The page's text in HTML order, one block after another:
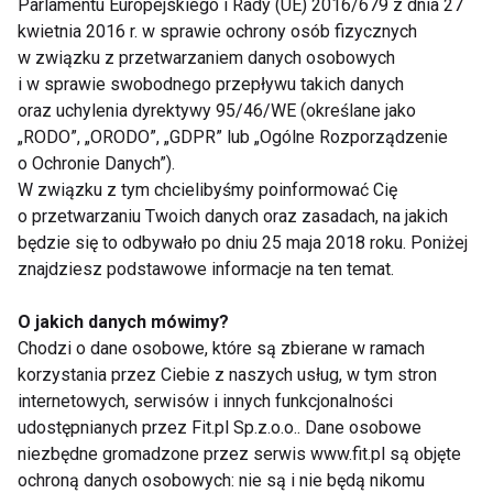
narysować gwiazdki wykałaczką.
GOFRY Z KARMELIZOWANYMI
ŚLIWKAMI
Autorka: Wiola Wołoszyn, Matkawariatka.pl - dla
kampanii „Jedz owoce i warzywa – w nich
największa moc się skrywa!”
Składniki (8 gofrów):
• pół łyżeczki proszku do pieczenia
• szczypta soli
• 1 szklanka wody
• 1/4 szklanki oleju
• 2 jajka
Parlamentu Europejskiego i Rady (UE) 2016/679 z dnia 27
kwietnia 2016 r. w sprawie ochrony osób fizycznych
w związku z przetwarzaniem danych osobowych
i w sprawie swobodnego przepływu takich danych
oraz uchylenia dyrektywy 95/46/WE (określane jako
„RODO”, „ORODO”, „GDPR” lub „Ogólne Rozporządzenie
o Ochronie Danych”).
W związku z tym chcielibyśmy poinformować Cię
o przetwarzaniu Twoich danych oraz zasadach, na jakich
będzie się to odbywało po dniu 25 maja 2018 roku. Poniżej
znajdziesz podstawowe informacje na ten temat.
O jakich danych mówimy?
Chodzi o dane osobowe, które są zbierane w ramach
korzystania przez Ciebie z naszych usług, w tym stron
internetowych, serwisów i innych funkcjonalności
udostępnianych przez Fit.pl Sp.z.o.o.. Dane osobowe
niezbędne gromadzone przez serwis www.fit.pl są objęte
ochroną danych osobowych: nie są i nie będą nikomu